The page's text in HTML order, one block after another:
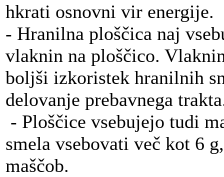
hkrati osnovni vir energije.
- Hranilna ploščica naj
vlaknin na ploščico.
boljši izkoristek hranilnih
delovanje prebavnega
- Ploščice vsebujejo tudi
smela vsebovati več kot 6
maščob.